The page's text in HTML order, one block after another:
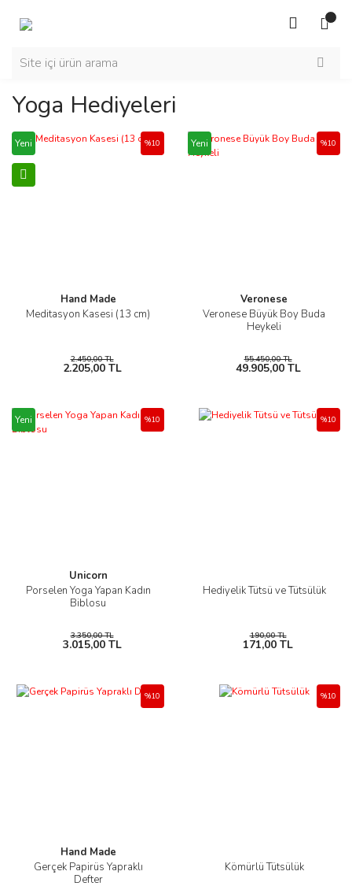
Yoga Hediyeleri
Yeni
Hand Made
Meditasyon Kasesi (13 cm)
%10
2.450,00 TL
2.205,00 TL
Yeni
Veronese
Veronese Büyük Boy Buda
Heykeli
%10
55.450,00 TL
49.905,00 TL
Yeni
Unicorn
Porselen Yoga Yapan Kadın
Biblosu
%10
3.350,00 TL
3.015,00 TL
Hediyelik Tütsü ve Tütsülük
%10
190,00 TL
171,00 TL
Hand Made
Gerçek Papirüs Yapraklı
Defter
%10
Kömürlü Tütsülük
%10